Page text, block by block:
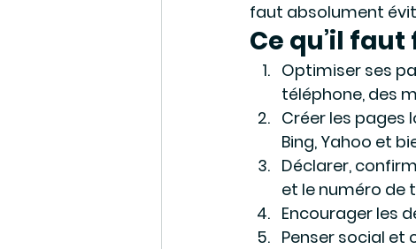
faut absolument
Ce qu’il faut
Optimiser ses
téléphone, des
Créer les pages
Bing, Yahoo et
Déclarer,
et le numéro de
Encourager les
Penser social